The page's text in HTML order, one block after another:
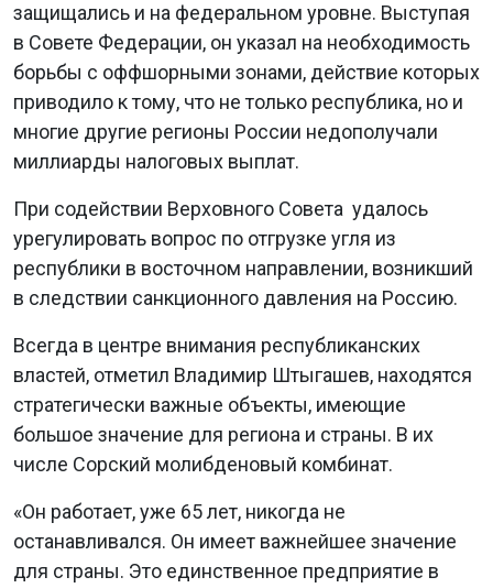
защищались и на федеральном уровне. Выступая
в Совете Федерации, он указал на необходимость
борьбы с оффшорными зонами, действие которых
приводило к тому, что не только республика, но и
многие другие регионы России недополучали
миллиарды налоговых выплат.
При содействии Верховного Совета удалось
урегулировать вопрос по отгрузке угля из
республики в восточном направлении, возникший
в следствии санкционного давления на Россию.
Всегда в центре внимания республиканских
властей, отметил Владимир Штыгашев, находятся
стратегически важные объекты, имеющие
большое значение для региона и страны. В их
числе Сорский молибденовый комбинат.
«Он работает, уже 65 лет, никогда не
останавливался. Он имеет важнейшее значение
для страны. Это единственное предприятие в